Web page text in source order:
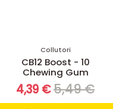
Collutori
CB12 Boost - 10
Chewing Gum
4,39 €5,49 €